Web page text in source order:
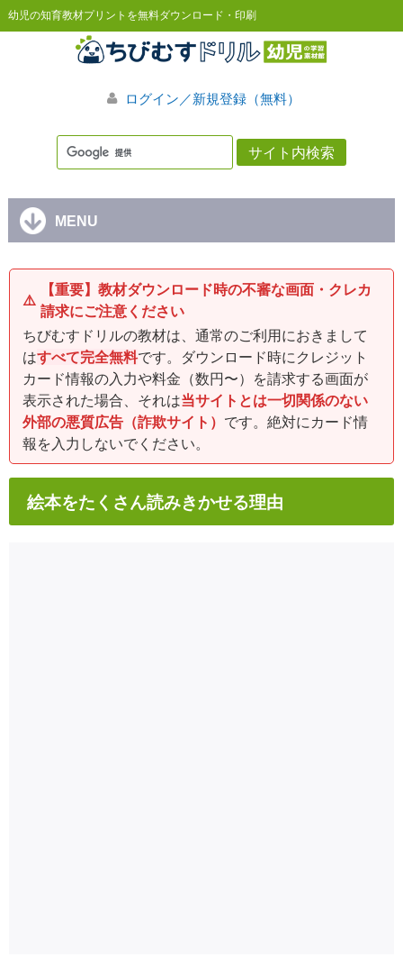
幼児の知育教材プリントを無料ダウンロード・印刷
ログイン／新規登録（無料）
MENU
⚠️
【重要】教材ダウンロード時の不審な画面・クレカ
請求にご注意ください
ちびむすドリルの教材は、通常のご利用におきまして
はすべて完全無料です。ダウンロード時にクレジット
カード情報の入力や料金（数円〜）を請求する画面が
表示された場合、それは当サイトとは一切関係のない
外部の悪質広告（詐欺サイト） です。絶対にカード情
報を入力しないでください。
絵本をたくさん読みきかせる理由